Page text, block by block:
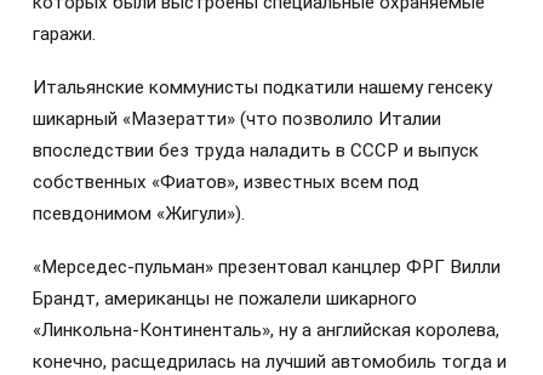
гаражи.
Итальянские коммунисты подкатили нашему генсеку
шикарный «Мазератти» (что позволило Италии
впоследствии без труда наладить в СССР и выпуск
собственных «Фиатов», известных всем под
псевдонимом «Жигули»).
«Мерседес-пульман» презентовал канцлер ФРГ Вилли
Брандт, американцы не пожалели шикарного
«Линкольна-Континенталь», ну а английская королева,
конечно, расщедрилась на лучший автомобиль тогда и